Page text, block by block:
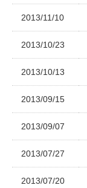
2013/11/10
2013/10/23
2013/10/13
2013/09/15
2013/09/07
2013/07/27
2013/07/20